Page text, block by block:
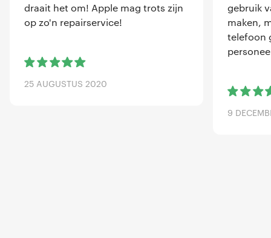
draait het om! Apple mag trots zijn
op zo'n repairservice!
25 AUGUSTUS 2020
gebruik
maken,
telefoon
9